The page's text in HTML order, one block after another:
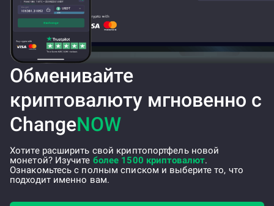
Обменивайте
криптовалюту мгновенно с
ChangeNOW
Хотите расширить свой криптопортфель новой
монетой? Изучите более 1500 криптовалют.
Ознакомьтесь с полным списком и выберите то, что
подходит именно вам.